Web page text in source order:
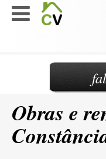
Obras e